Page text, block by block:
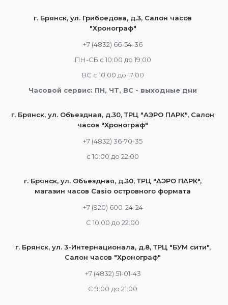
г. Брянск, ул. Грибоедова, д.3, Салон часов
"Хронограф"
+7 (4832) 66-54-36
ПН-СБ с 10:00 до 19:00
ВС с 10:00 до 17:00
Часовой сервис: ПН, ЧТ, ВС - выходные дни
г. Брянск, ул. Объездная, д.30, ТРЦ "АЭРО ПАРК", Салон
часов "Хронограф"
+7 (4832) 36-70-35
c 10:00 до 22:00
г. Брянск, ул. Объездная, д.30, ТРЦ "АЭРО ПАРК",
магазин часов Casio островного формата
+7 (920) 600-24-24
С 10:00 до 22:00
г. Брянск, ул. 3-Интернационала, д.8, ТРЦ "БУМ сити",
Салон часов "Хронограф"
+7 (4832) 51-01-43
С 9:00 до 21:00